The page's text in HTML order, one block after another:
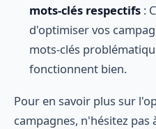
mots-clés respectifs :
d'optimiser vos
mots-clés
fonctionnent bien.
Pour en savoir plus sur
campagnes, n'hésitez